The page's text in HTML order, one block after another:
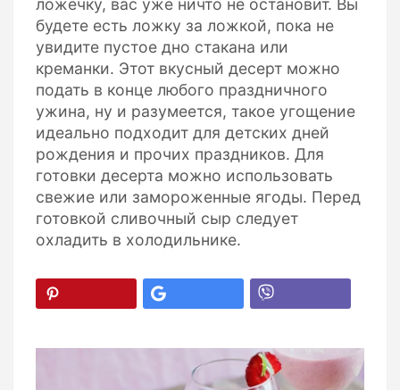
ложечку, вас уже ничто не остановит. Вы
будете есть ложку за ложкой, пока не
увидите пустое дно стакана или
креманки. Этот вкусный десерт можно
подать в конце любого праздничного
ужина, ну и разумеется, такое угощение
идеально подходит для детских дней
рождения и прочих праздников. Для
готовки десерта можно использовать
свежие или замороженные ягоды. Перед
готовкой сливочный сыр следует
охладить в холодильнике.